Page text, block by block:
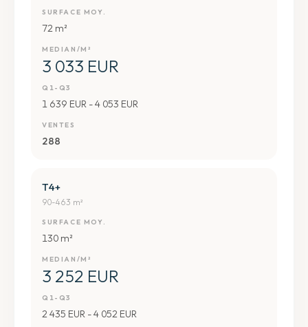
SURFACE MOY.
72 m²
MEDIAN/M²
3 033 EUR
Q1-Q3
1 639 EUR - 4 053 EUR
VENTES
288
T4+
90-463 m²
SURFACE MOY.
130 m²
MEDIAN/M²
3 252 EUR
Q1-Q3
2 435 EUR - 4 052 EUR